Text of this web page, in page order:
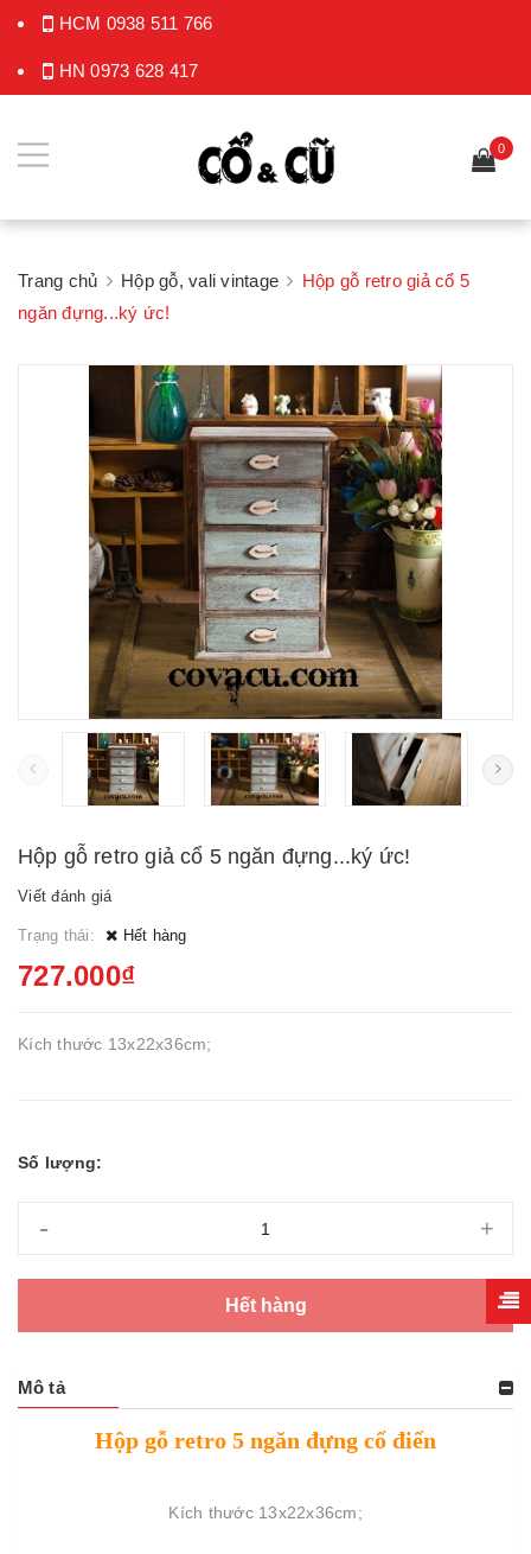
HCM 0938 511 766
HN0973 628 417
0
Trang chủ Hộp gỗ, vali vintage
Hộp gỗ retro giả cổ 5
ngăn đựng...ký ức!
Hộp gỗ retro giả cổ 5 ngăn đựng...ký ức!
Viết đánh giá
Trạng thái: Hết hàng
727.000₫
Kích thước 13x22x36cm;
Số lượng:
- +
Hết hàng
Mô tả
Hộp gỗ retro 5 ngăn đựng cổ điển
Kích thước 13x22x36cm;